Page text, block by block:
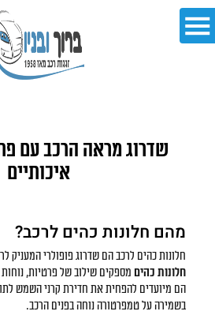
שדרוג מראה הרכב עם
איכותיים
מהם חלונות כהים לרכב?
חלונות כהים לרכב הם שדרוג פופולרי המעניק
חלונות כהים מספקים שילוב של פרטיות,
הם מיועדים להפחית את חדירת קרני השמש
בשמירה על טמפרטורה נוחה בפנים הרכב.